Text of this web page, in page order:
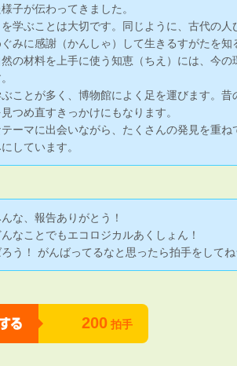
子が伝わってきました。
学ぶことは大切です。同じように、古代の人
みに感謝（かんしゃ）して生きるすがたを知
の材料を上手に使う知恵（ちえ）には、今の
ことが多く、博物館によく足を運びます。昔
つめ直すきっかけにもなります。
ーマに出会いながら、たくさんの発見を重ね
しています。
な、報告ありがとう！
なことでもエコロジカルあくしょん！
う！ がんばってるなと思ったら拍手をして
200 拍手